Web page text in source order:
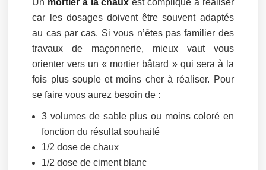
Un mortier à la chaux est compliqué à réaliser
car les dosages doivent être souvent adaptés
au cas par cas. Si vous n’êtes pas familier des
travaux de maçonnerie, mieux vaut vous
orienter vers un « mortier bâtard » qui sera à la
fois plus souple et moins cher à réaliser. Pour
se faire vous aurez besoin de :
3 volumes de sable plus ou moins coloré en
fonction du résultat souhaité
1/2 dose de chaux
1/2 dose de ciment blanc